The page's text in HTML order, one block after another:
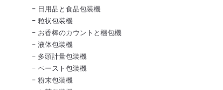
日用品と食品包装機
粒状包装機
お香棒のカウントと梱包機
液体包装機
多頭計量包装機
ペースト包装機
粉末包装機